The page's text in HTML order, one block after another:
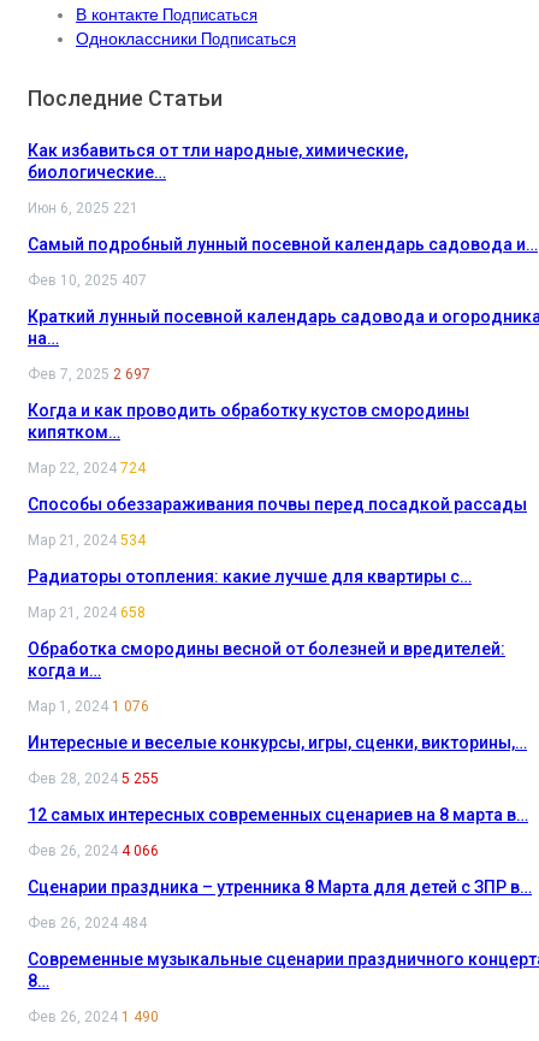
В контакте Подписаться
Одноклассники Подписаться
Последние Статьи
Как избавиться от тли народные, химические,
биологические…
Июн 6, 2025 221
Самый подробный лунный посевной календарь садовода и…
Фев 10, 2025 407
Краткий лунный посевной календарь садовода и
на…
Фев 7, 2025 2 697
Когда и как проводить обработку кустов смородины
кипятком…
Мар 22, 2024 724
Способы обеззараживания почвы перед посадкой рассады
Мар 21, 2024 534
Радиаторы отопления: какие лучше для квартиры с…
Мар 21, 2024 658
Обработка смородины весной от болезней и вредителей:
когда и…
Мар 1, 2024 1 076
Интересные и веселые конкурсы, игры, сценки, викторины,…
Фев 28, 2024 5 255
12 самых интересных современных сценариев на 8 марта в…
Фев 26, 2024 4 066
Сценарии праздника – утренника 8 Марта для детей с ЗПР в…
Фев 26, 2024 484
Современные музыкальные сценарии праздничного
8…
Фев 26, 2024 1 490